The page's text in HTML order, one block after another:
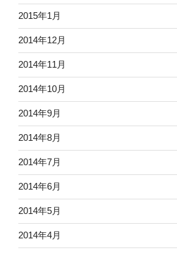
2015年1月
2014年12月
2014年11月
2014年10月
2014年9月
2014年8月
2014年7月
2014年6月
2014年5月
2014年4月